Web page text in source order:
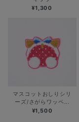
¥1,300
マスコットおしりシリ
ーズ/さがらワッペ...
¥1,500